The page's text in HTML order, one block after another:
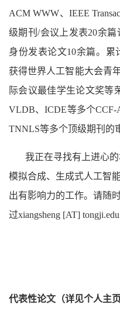
ACM WWW、IEEE
级期刊/会议上发表20余
身份发表论文10余篇。
获得世界人工智能大会青
际会议最佳学生论文奖等
VLDB、ICDE等多个CCF-
TNNLS等多个顶级期刊的
我正在寻找有上进心
模拟合成、生成式人工智
出有影响力的工作。请随
过xiangsheng [AT]
代表性论文（详见个人主页